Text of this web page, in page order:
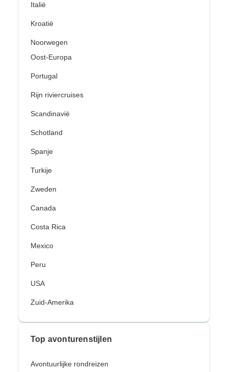
Italië
Kroatië
Noorwegen
Oost-Europa
Portugal
Rijn riviercruises
Scandinavië
Schotland
Spanje
Turkije
Zweden
Canada
Costa Rica
Mexico
Peru
USA
Zuid-Amerika
Top avonturenstijlen
Avontuurlijke rondreizen